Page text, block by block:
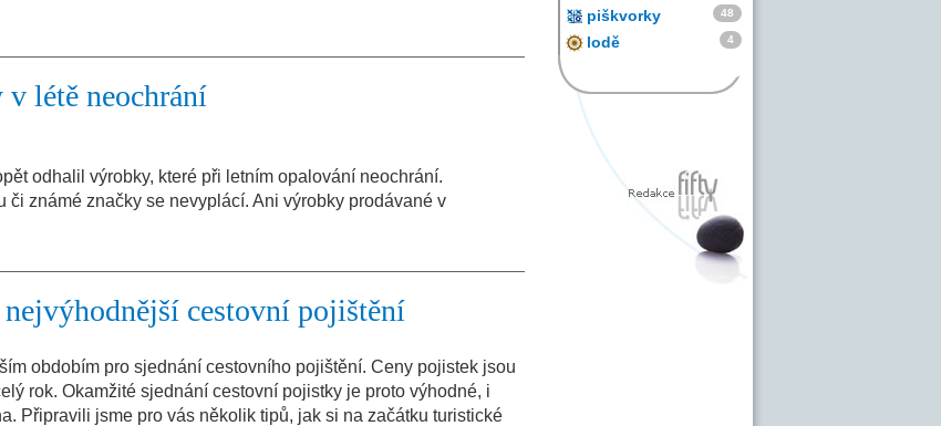
létě neochrání
odhalil výrobky, které při letním opalování neochrání.
známé značky se nevyplácí. Ani výrobky prodávané v
cestovní pojištění
obdobím pro sjednání cestovního pojištění. Ceny pojistek jsou
rok. Okamžité sjednání cestovní pojistky je proto výhodné, i
Připravili jsme pro vás několik tipů, jak si na začátku turistické
piškvorky
48
lodě 4